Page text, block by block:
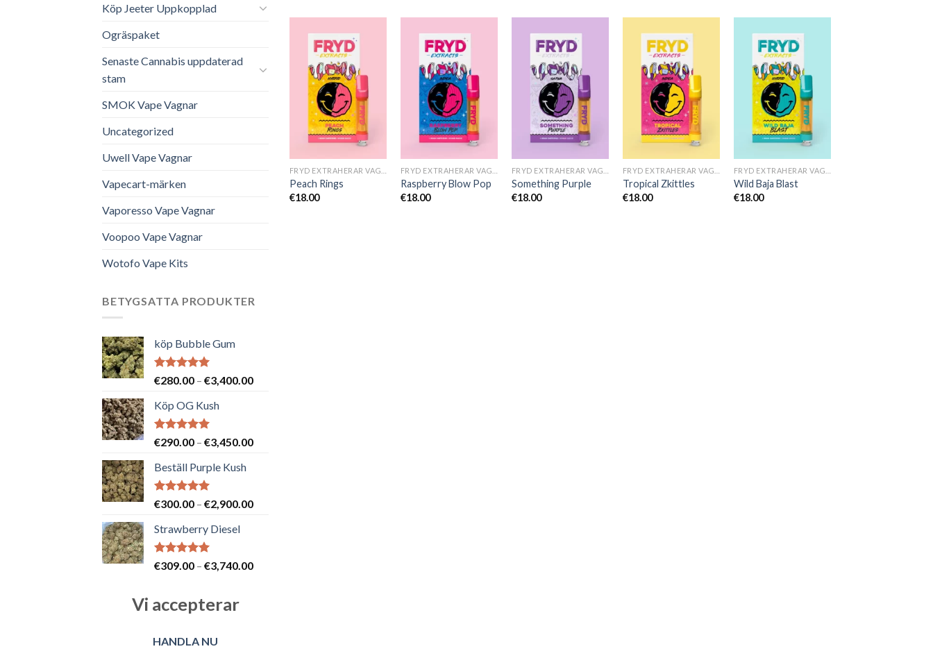
Köp Jeeter Uppkopplad
Ogräspaket
Senaste Cannabis uppdaterad
stam
SMOK Vape Vagnar
Uncategorized
Uwell Vape Vagnar
Vapecart-märken
Vaporesso Vape Vagnar
Voopoo Vape Vagnar
Wotofo Vape Kits
BETYGSATTA PRODUKTER
köp Bubble Gum
Betygsatt
€280.00 – €3,400.00Prisintervall:
Köp OG Kush
Betygsatt
€290.00 – €3,450.00Prisintervall:
Beställ Purple Kush
Betygsatt
€300.00 – €2,900.00Prisintervall:
Strawberry Diesel
Betygsatt
€309.00 – €3,740.00Prisintervall:
Vi accepterar
HANDLA NU
Peach Rings
€18.00
Raspberry Blow Pop
€18.00
Something Purple
€18.00
Tropical Zkittles
€18.00
Wild Baja Blast
€18.00